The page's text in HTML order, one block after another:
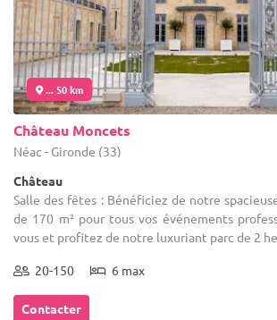
... 50 km
Château Moncets
Néac - Gironde (33)
Château
Salle des fêtes : Bénéficiez de notre
de 170 m² pour tous vos événements
vous et profitez de notre luxuriant parc de 2
20-150 6 max
Contacter